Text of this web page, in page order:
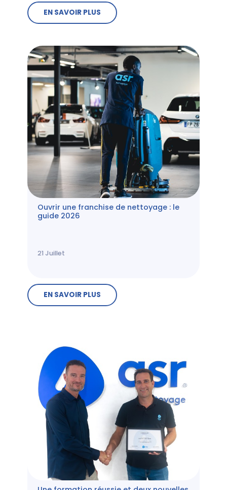
EN SAVOIR PLUS
Ouvrir une franchise de nettoyage : le
guide 2026
21 Juillet
EN SAVOIR PLUS